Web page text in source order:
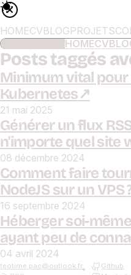
HOMECVBLOGPROJETS
NAVIGATION HOMECV
Posts taggés
Minimum vital
Kubernetes
21 mai 2025
Générer un flux
n'importe quel site
08 décembre 2024
Comment faire
NodeJS sur un VPS
16 septembre 2024
Héberger soi-
ayant peu de
04 avril 2024
teotime.pac@outlook.fr
Github